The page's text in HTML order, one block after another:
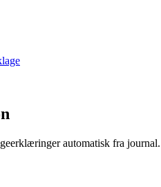
automatisk fra journal.